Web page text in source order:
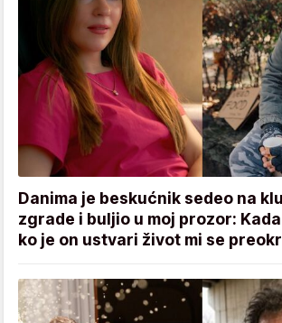
Danima je beskućnik sedeo na
zgrade i buljio u moj prozor:
ko je on ustvari život mi se